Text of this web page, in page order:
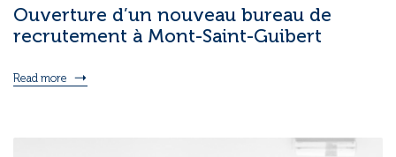
Ouverture d’un nouveau bureau de
recrutement à Mont-Saint-Guibert
Read more